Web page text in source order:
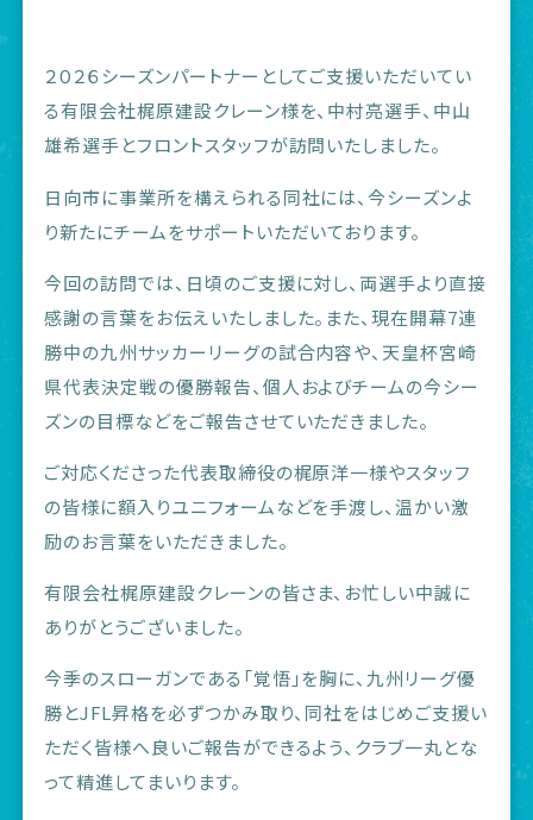
２０２６シーズンパートナーとしてご支援いただいてい
る有限会社梶原建設クレーン様を、中村亮選手、中山
雄希選手とフロントスタッフが訪問いたしました。
日向市に事業所を構えられる同社には、今シーズンよ
り新たにチームをサポートいただいております。
今回の訪問では、日頃のご支援に対し、両選手より直接
感謝の言葉をお伝えいたしました。また、現在開幕7連
勝中の九州サッカーリーグの試合内容や、天皇杯宮崎
県代表決定戦の優勝報告、個人およびチームの今シー
ズンの目標などをご報告させていただきました。
ご対応くださった代表取締役の梶原洋一様やスタッフ
の皆様に額入りユニフォームなどを手渡し、温かい激
励のお言葉をいただきました。
有限会社梶原建設クレーンの皆さま、お忙しい中誠に
ありがとうございました。
今季のスローガンである「覚悟」を胸に、九州リーグ優
勝とJFL昇格を必ずつかみ取り、同社をはじめご支援い
ただく皆様へ良いご報告ができるよう、クラブ一丸とな
って精進してまいります。